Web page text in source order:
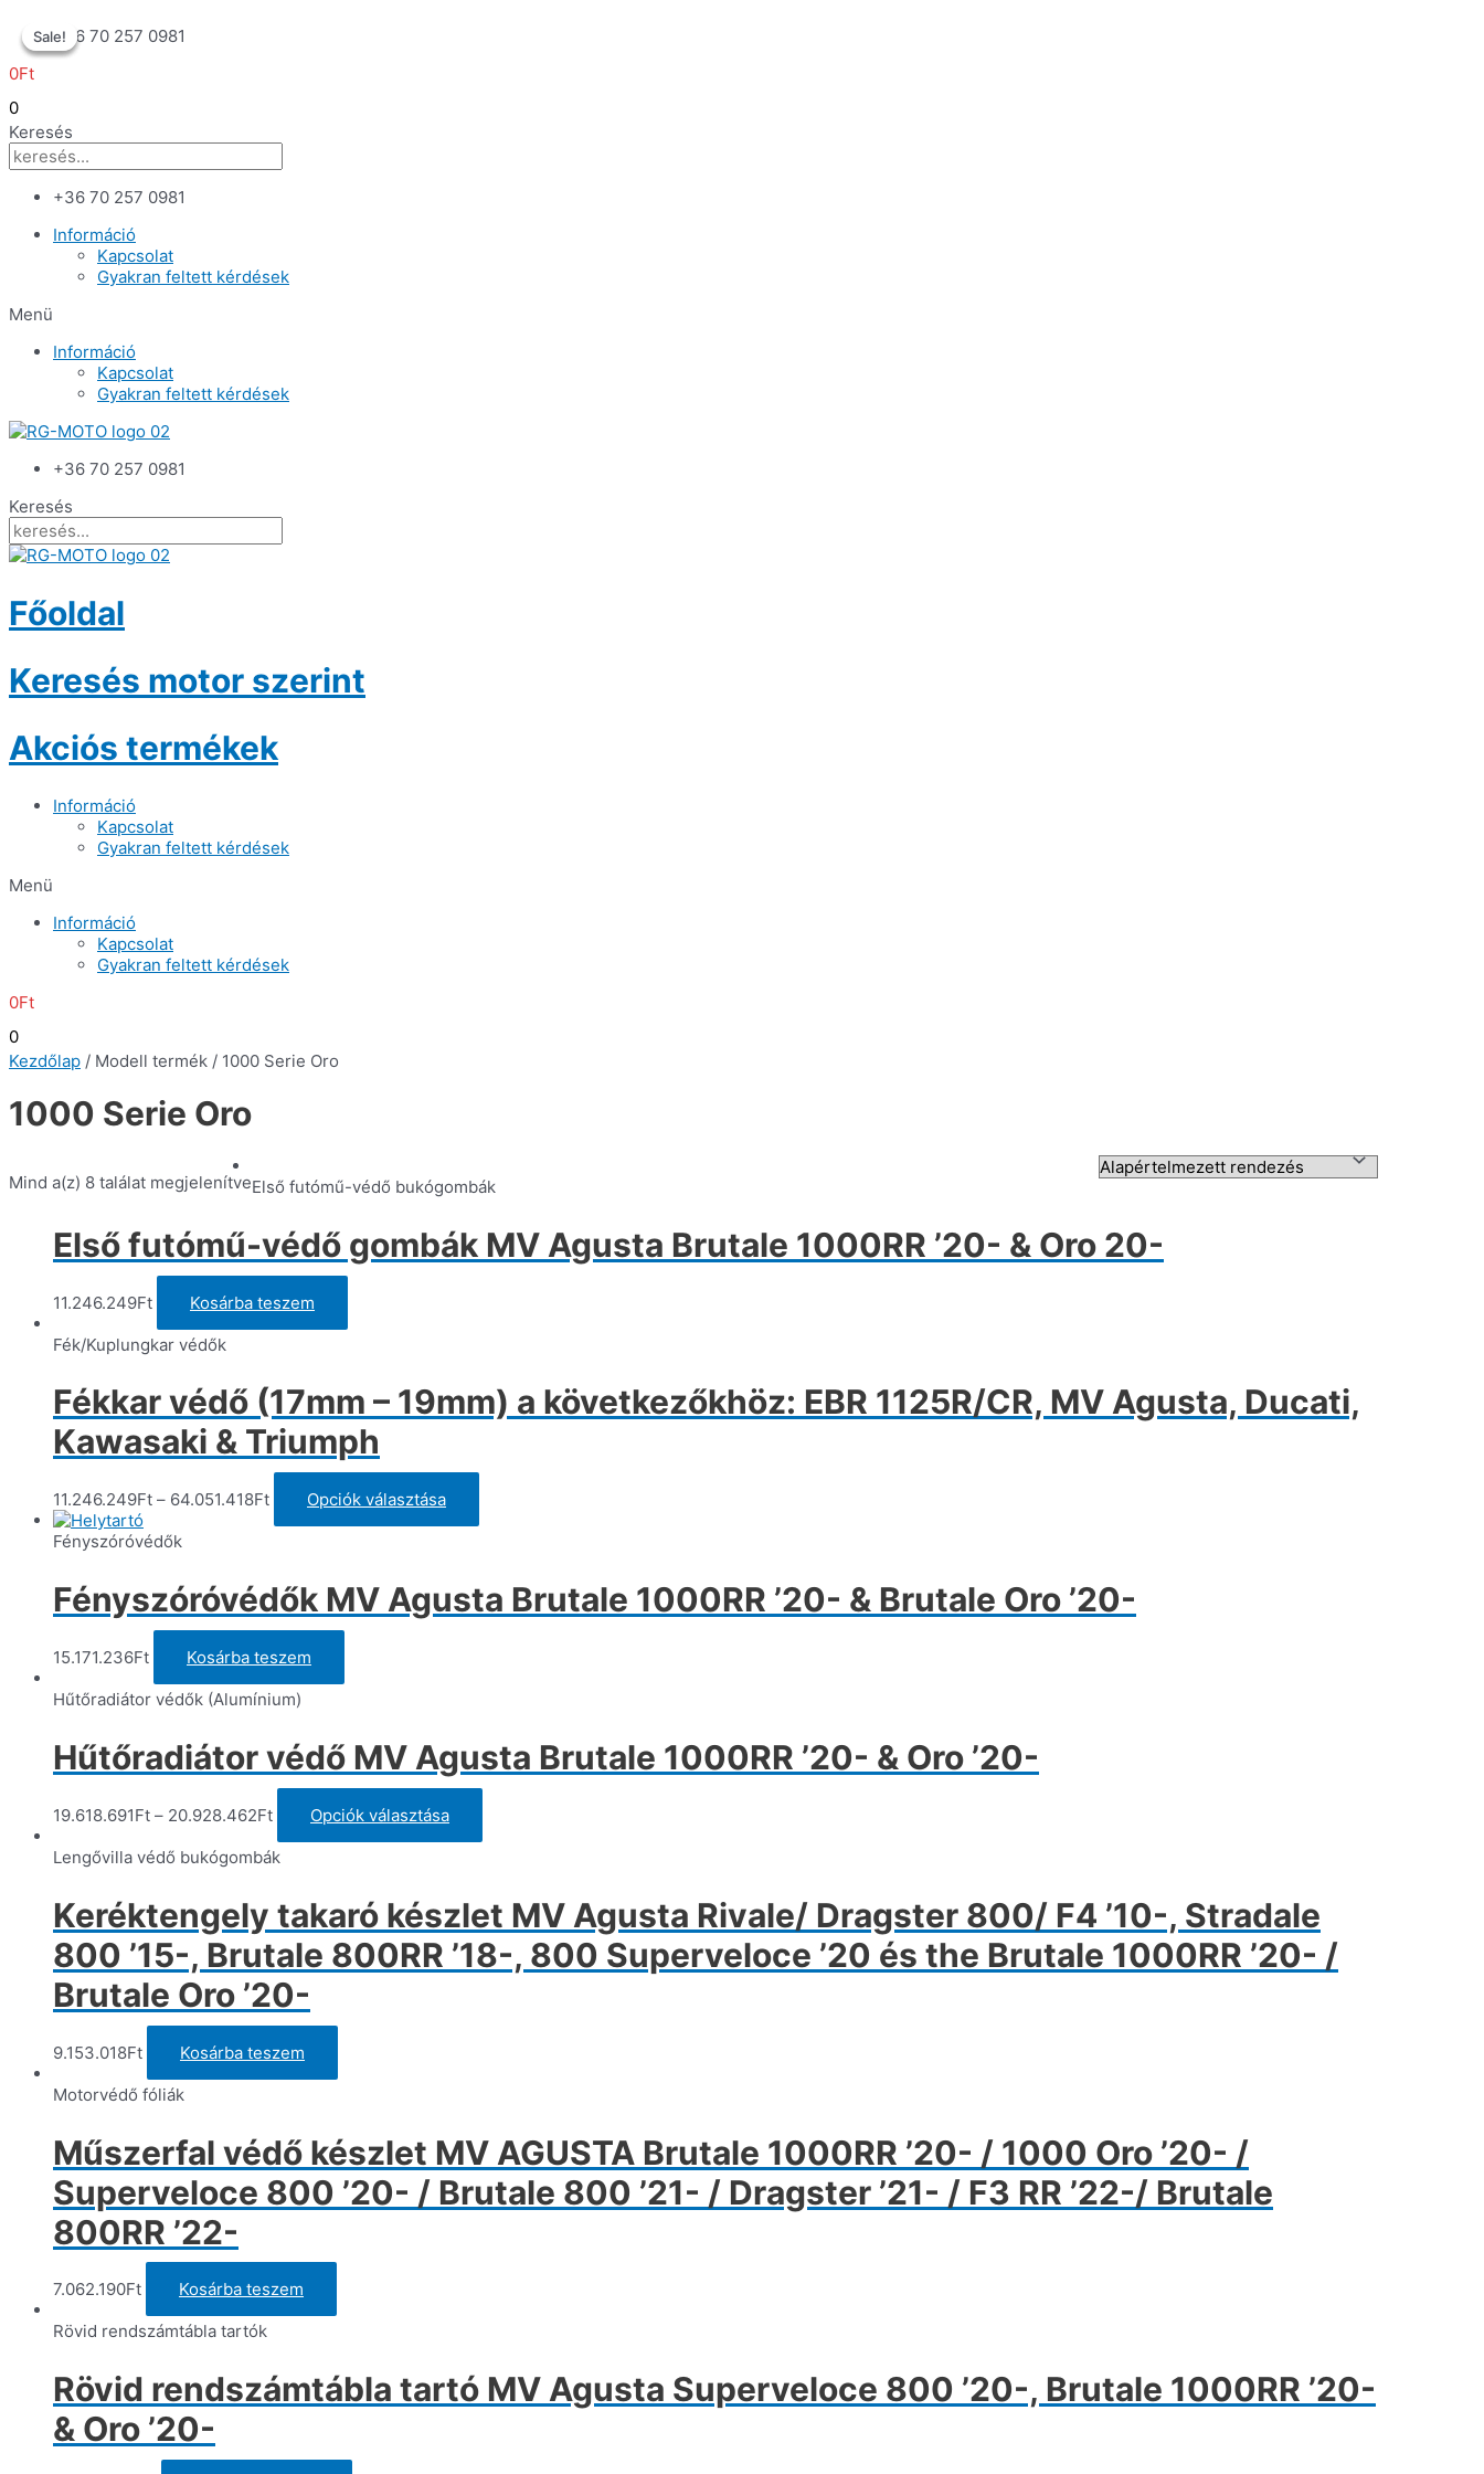
to
content
+36 70 257 0981
0Ft
0
Keresés
+36 70 257 0981
Információ
Kapcsolat
Gyakran feltett kérdések
Menü
Információ
Kapcsolat
Gyakran feltett kérdések
+36 70 257 0981
Keresés
Főoldal
Keresés motor szerint
Akciós termékek
Információ
Kapcsolat
Gyakran feltett kérdések
Menü
Információ
Kapcsolat
Gyakran feltett kérdések
0Ft
0
Kezdőlap / Modell termék / 1000 Serie Oro
1000 Serie Oro
Mind a(z) 8 találat megjelenítveElső futómű-védő bukógombák
Első futómű-védő gombák MV Agusta Brutale 1000RR ’20- & Oro 20-
11.246.249Ft Kosárba teszem
Sale!
Fék/Kuplungkar védők
Fékkar védő (17mm – 19mm) a következőkhöz: EBR 1125R/CR, MV Agusta, Ducati,
Kawasaki & Triumph
11.246.249Ft – 64.051.418Ft Opciók választása
a
variációja
van.
Fényszóróvédők
Fényszóróvédők MV Agusta Brutale 1000RR ’20- & Brutale Oro ’20-
15.171.236Ft Kosárba teszem
Sale!
Hűtőradiátor védők (Alumínium)
Hűtőradiátor védő MV Agusta Brutale 1000RR ’20- & Oro ’20-
19.618.691Ft – 20.928.462Ft Opciók választása
a
variációja
van.
A
változatok
Lengővilla védő bukógombák
Keréktengely takaró készlet MV Agusta Rivale/ Dragster 800/ F4 ’10-, Stradale
800 ’15-, Brutale 800RR ’18-, 800 Superveloce ’20 és the Brutale 1000RR ’20- /
Brutale Oro ’20-
9.153.018Ft
Kosárba teszem
Motorvédő fóliák
Műszerfal védő készlet MV AGUSTA Brutale 1000RR ’20- / 1000 Oro ’20- /
Superveloce 800 ’20- / Brutale 800 ’21- / Dragster ’21- / F3 RR ’22-/ Brutale
800RR ’22-
7.062.190Ft
Kosárba teszem
Rövid rendszámtábla tartók
Rövid rendszámtábla tartó MV Agusta Superveloce 800 ’20-, Brutale 1000RR ’20-
& Oro ’20-
Sale!